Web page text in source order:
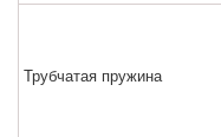
Трубчатая пружина